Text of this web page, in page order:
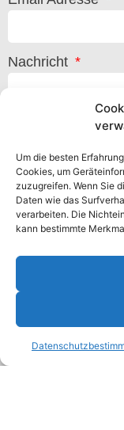
Um die besten
Cookies, um
zuzugreifen. Wenn Sie
Daten wie das
verarbeiten. Die
kann bestimmte
Nachricht
Hiermit
meine